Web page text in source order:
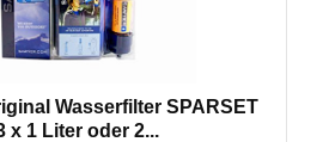
Wasserfilter SPARSET
x 1 Liter oder 2...